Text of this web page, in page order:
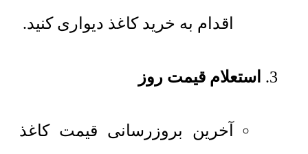
اقدام به خرید کاغذ دیواری کنید.
استعلام قیمت روز
آخرین بروزرسانی قیمت کاغذ